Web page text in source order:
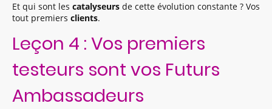
Et qui sont les catalyseurs de cette évolution constante ? Vos
tout premiers clients.
Leçon 4 : Vos premiers
testeurs sont vos Futurs
Ambassadeurs